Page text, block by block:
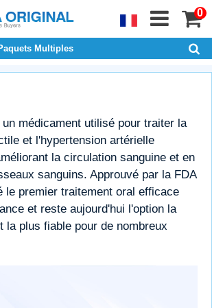
0
Multiples
médicament utilisé pour traiter la
et l'hypertension artérielle
la circulation sanguine et en
sanguins. Approuvé par la FDA
le premier traitement oral efficace
et reste aujourd'hui l'option la
la plus fiable pour de nombreux